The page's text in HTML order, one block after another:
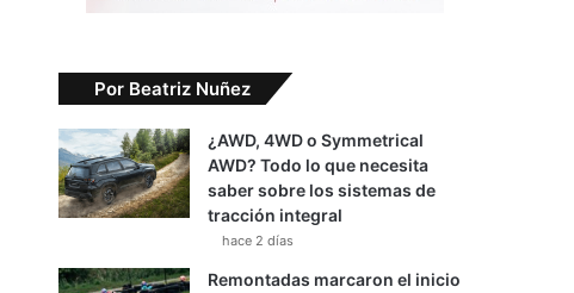
Por Beatriz Nuñez
¿AWD, 4WD o Symmetrical
AWD? Todo lo que necesita
saber sobre los sistemas de
tracción integral
hace 2 días
Remontadas marcaron el inicio